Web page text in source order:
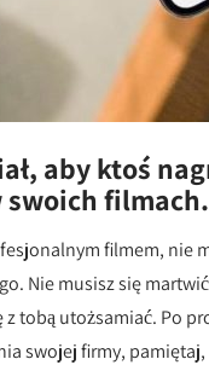
aby ktoś
filmach.
filmem, nie
Nie musisz się
z tobą utożsamiać. Po
swojej firmy,